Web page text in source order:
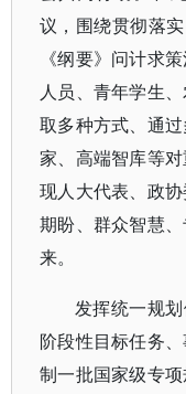
议，围绕贯彻落
《纲要》问计求
人员、青年学生
取多种方式、通
家、高端智库等
现人大代表、政
期盼、群众智慧
来。
发挥统一规
阶段性目标任务
制一批国家级专